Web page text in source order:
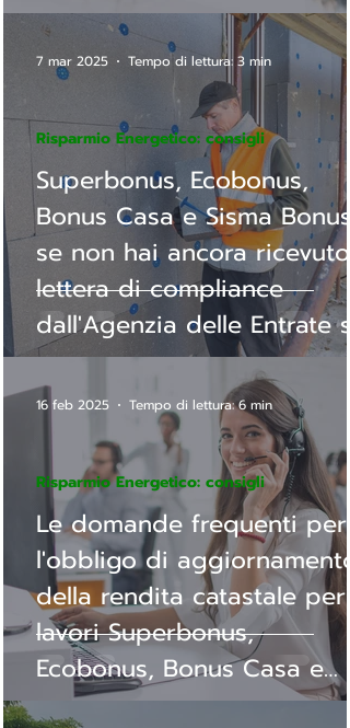
Superbonus, Ecobonus,
Bonus Casa e Sisma Bonus,
se non hai ancora ricevuto
lettera di compliance
dall'Agenzia delle Entrate
ancora in tempo per
in regola.
Risparmio Energetico: consigli
7 mar 2025 Tempo di lettura: 3 min
Le domande frequenti per
l'obbligo di aggiornamento
della rendita catastale per
lavori Superbonus,
Ecobonus, Bonus Casa e
Sisma bonus
Risparmio Energetico: consigli
16 feb 2025 Tempo di lettura: 6 min